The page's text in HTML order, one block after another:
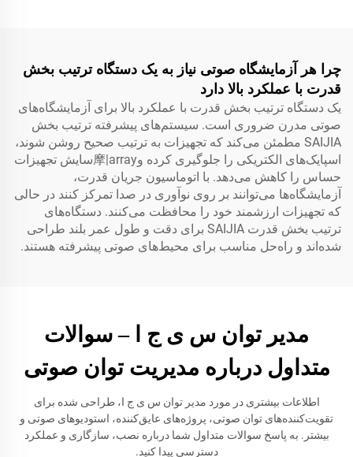
چرا هر آزمایشگاه صوتی نیاز به یک دستگاه ترتیب بخش
قدرت با عملکرد بالا دارد
یک دستگاه ترتیب بخش قدرت با عملکرد بالا برای آزمایشگاه‌های
صوتی مدرن ضروری است. سیستم‌های پیشرفته ترتیب بخش
SAIJIA مطمئن می‌کند که تجهیزات به ترتیب صحیح روشن شوند،
اسپایک‌های الکتریکی را جلوگیری کرده و摩|arrayسایش تجهیزات
حساس را کاهش می‌دهد. با اتوماسیون جریان قدرت،
آزمایشگاه‌ها می‌توانند بر روی نوآوری در صدا تمرکز کنند در حالی
که تجهیزات ارزشمند خود را محافظت می‌کنند. دستگاه‌های
ترتیب بخش قدرت SAIJIA برای دقت و طول عمر بلند طراحی
شده‌اند و راه‌حل مناسب برای محیط‌های صوتی پیشرفته هستند.
مدیر توان س ی ج ا – سوالات
متداول درباره مدیریت توان صوتی
اطلاعات بیشتری در مورد مدیر توان س ی ج ا، طراحی شده برای
تقویت‌کننده‌های توان صوتی، پروژه‌های عایق‌کننده، استودیوهای صوتی و
بیشتر. به پاسخ سوالات متداول شما درباره نصب، سازگاری و عملکرد
دسترسی پیدا کنید.